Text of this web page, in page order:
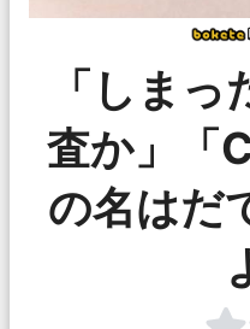
「しま
査か」「
の名はだ